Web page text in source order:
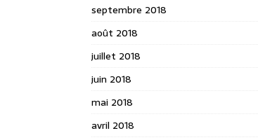
septembre 2018
août 2018
juillet 2018
juin 2018
mai 2018
avril 2018